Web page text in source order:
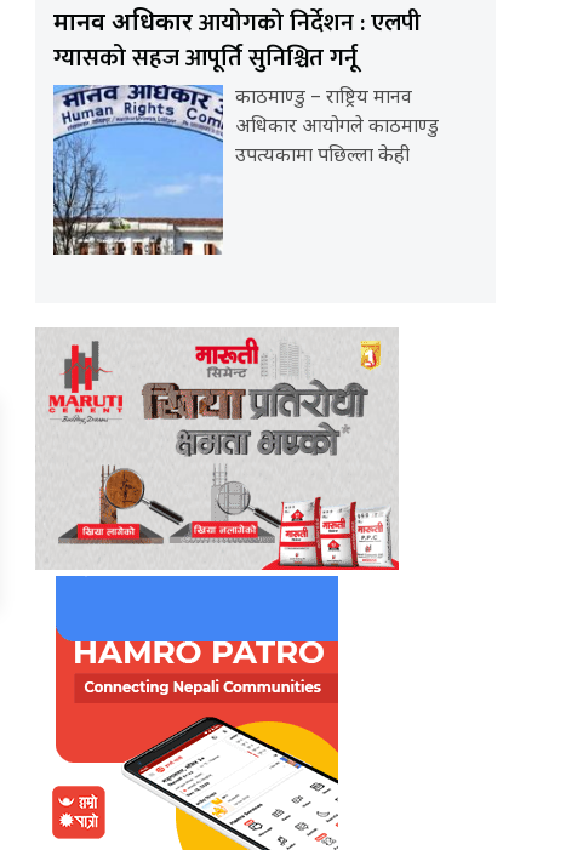
मानव अधिकारआयोगको निर्देशन : एलपी
ग्यासको सहज आपूर्ति सुनिश्चित गर्नू
काठमाण्डु – राष्ट्रिय मानव
अधिकार आयोगले काठमाण्डु
उपत्यकामा पछिल्ला केही